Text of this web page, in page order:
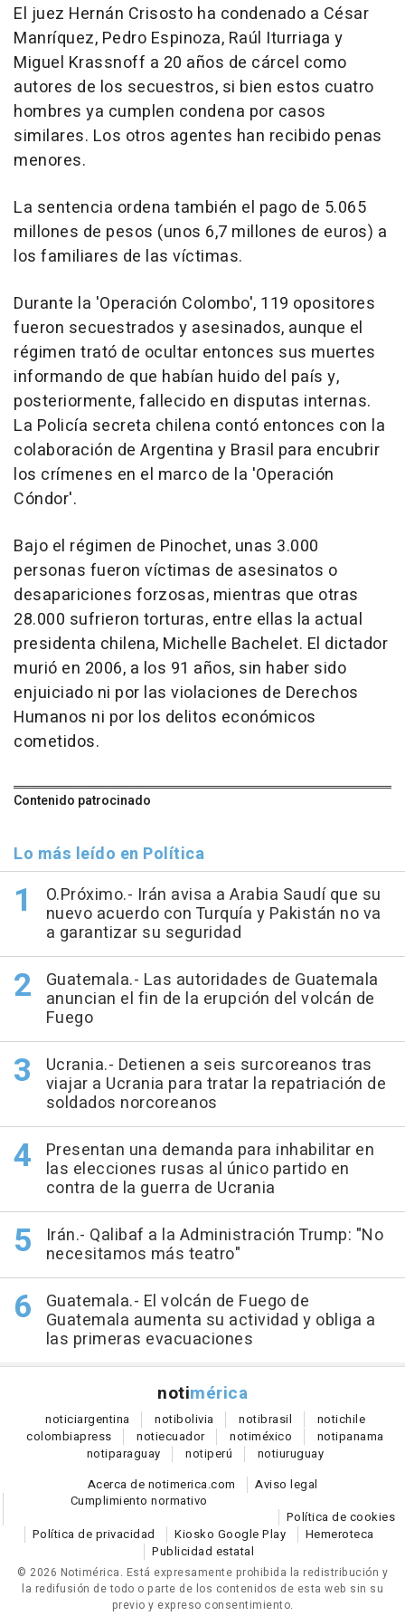
El juez Hernán Crisosto ha condenado a César
Manríquez, Pedro Espinoza, Raúl Iturriaga y
Miguel Krassnoff a 20 años de cárcel como
autores de los secuestros, si bien estos cuatro
hombres ya cumplen condena por casos
similares. Los otros agentes han recibido penas
menores.
La sentencia ordena también el pago de 5.065
millones de pesos (unos 6,7 millones de euros) a
los familiares de las víctimas.
Durante la 'Operación Colombo', 119 opositores
fueron secuestrados y asesinados, aunque el
régimen trató de ocultar entonces sus muertes
informando de que habían huido del país y,
posteriormente, fallecido en disputas internas.
La Policía secreta chilena contó entonces con la
colaboración de Argentina y Brasil para encubrir
los crímenes en el marco de la 'Operación
Cóndor'.
Bajo el régimen de Pinochet, unas 3.000
personas fueron víctimas de asesinatos o
desapariciones forzosas, mientras que otras
28.000 sufrieron torturas, entre ellas la actual
presidenta chilena, Michelle Bachelet. El dictador
murió en 2006, a los 91 años, sin haber sido
enjuiciado ni por las violaciones de Derechos
Humanos ni por los delitos económicos
cometidos.
Contenido patrocinado
Lo más leído en Política
O.Próximo.- Irán avisa a Arabia Saudí que su
nuevo acuerdo con Turquía y Pakistán no va
a garantizar su seguridad
Guatemala.- Las autoridades de Guatemala
anuncian el fin de la erupción del volcán de
Fuego
Ucrania.- Detienen a seis surcoreanos tras
viajar a Ucrania para tratar la repatriación de
soldados norcoreanos
Presentan una demanda para inhabilitar en
las elecciones rusas al único partido en
contra de la guerra de Ucrania
Irán.- Qalibaf a la Administración Trump: "No
necesitamos más teatro"
Guatemala.- El volcán de Fuego de
Guatemala aumenta su actividad y obliga a
las primeras evacuaciones
notimérica
noticiargentina notibolivia notibrasil notichile
colombiapress notiecuador notiméxico notipanama
notiparaguay notiperú notiuruguay
Acerca de notimerica.com
Aviso legal
Cumplimiento normativo
Política de cookies
Política de privacidad
Kiosko Google Play
Hemeroteca
Publicidad estatal
© 2026 Notimérica. Está expresamente prohibida la redistribución y
la redifusión de todo o parte de los contenidos de esta web sin su
previo y expreso consentimiento.